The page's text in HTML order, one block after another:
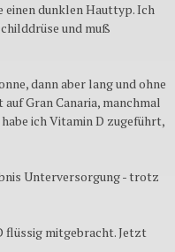
einen dunklen Hauttyp. Ich
und muß
dann aber lang und ohne
Gran Canaria, manchmal
ich Vitamin D zugeführt,
Unterversorgung - trotz
flüssig mitgebracht. Jetzt